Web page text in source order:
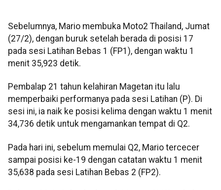
Sebelumnya, Mario membuka Moto2 Thailand, Jumat
(27/2), dengan buruk setelah berada di posisi 17
pada sesi Latihan Bebas 1 (FP1), dengan waktu 1
menit 35,923 detik.
Pembalap 21 tahun kelahiran Magetan itu lalu
memperbaiki performanya pada sesi Latihan (P). Di
sesi ini, ia naik ke posisi kelima dengan waktu 1 menit
34,736 detik untuk mengamankan tempat di Q2.
Pada hari ini, sebelum memulai Q2, Mario tercecer
sampai posisi ke-19 dengan catatan waktu 1 menit
35,638 pada sesi Latihan Bebas 2 (FP2).